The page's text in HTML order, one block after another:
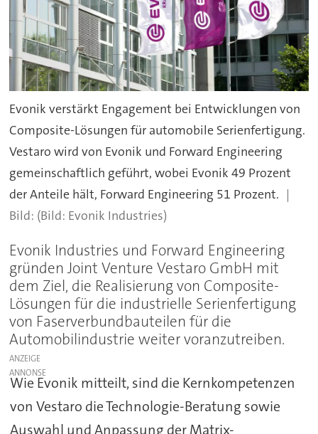
Evonik verstärkt Engagement bei Entwicklungen von
Composite-Lösungen für automobile Serienfertigung.
Vestaro wird von Evonik und Forward Engineering
gemeinschaftlich geführt, wobei Evonik 49 Prozent
der Anteile hält, Forward Engineering 51 Prozent.
(Bild: Evonik Industries)
Evonik Industries und Forward Engineering
gründen Joint Venture Vestaro GmbH mit
dem Ziel, die Realisierung von Composite-
Lösungen für die industrielle Serienfertigung
von Faserverbundbauteilen für die
Automobilindustrie weiter voranzutreiben.
ANZEIGE
Wie Evonik mitteilt, sind die Kernkompetenzen
von Vestaro die Technologie-Beratung sowie
Auswahl und Anpassung der Matrix-